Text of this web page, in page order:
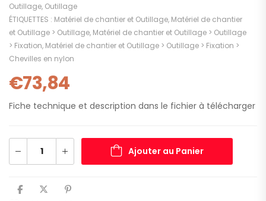
Outillage, Outillage
ÉTIQUETTES : Matériel de chantier et Outillage, Matériel de chantier
et Outillage > Outillage, Matériel de chantier et Outillage > Outillage
> Fixation, Matériel de chantier et Outillage > Outillage > Fixation >
Chevilles en nylon
€73,84
Fiche technique et description dans le fichier à télécharger
Ajouter au Panier